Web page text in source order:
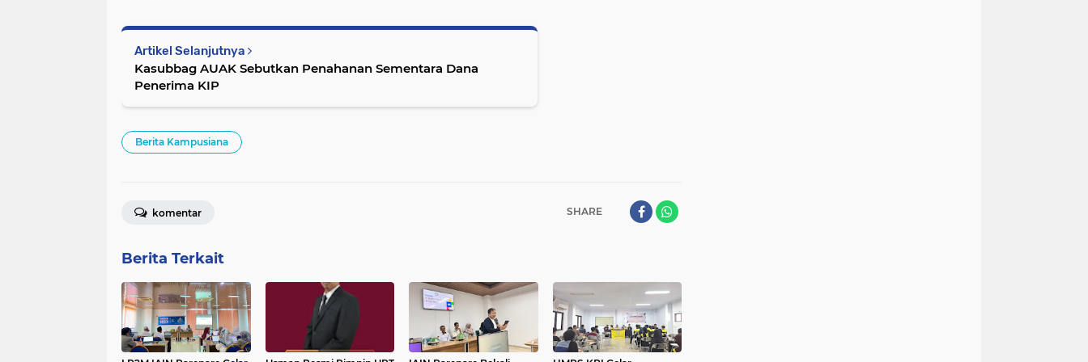
Artikel Selanjutnya
Kasubbag AUAK Sebutkan Penahanan Sementara Dana
Penerima KIP
Berita Kampusiana
SHARE
komentar
Berita Terkait